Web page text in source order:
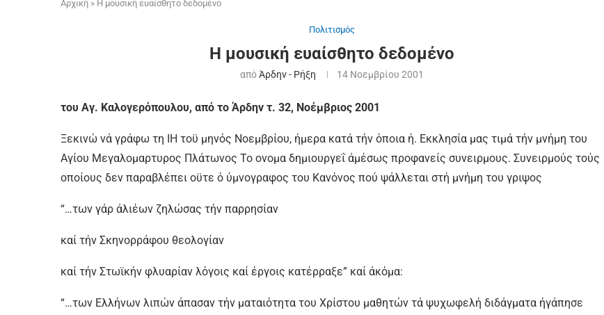
Αρχική » Η μουσική ευαίσθητο δεδομένο
Πολιτισμός
Η μουσική ευαίσθητο δεδομένο
απόΆρδην - Ρήξη 14 Νοεμβρίου 2001
του Αγ. Καλογερόπουλου, από το Άρδην τ. 32, Νοέμβριος 2001
Ξεκινώ νά γράφω τη ΙΗ τοϋ μηνός Νοεμβρίου, ήμερα κατά τήν όποια ή. Εκκλησία μας τιμά τήν μνήμη του
Αγίου Μεγαλομαρτυρος Πλάτωνος Το ονομα δημιουργεΐ άμέσως προφανείς συνειρμους. Συνειρμούς τούς
οποίους δεν παραβλέπει οϋτε ό ύμνογραφος του Κανόνος πού ψάλλεται στή μνήμη του γριψος
“…των γάρ άλιέων ζηλώσας τήν παρρησίαν
καί τήν Σκηνορράφου θεολογίαν
καί τήν Στωϊκήν φλυαρίαν λόγοις καί έργοις κατέρραξε” καί άκόμα:
“…των Ελλήνων λιπών άπασαν τήν ματαιότητα του Χρίστου μαθητών τά ψυχωφελή διδάγματα ήγάπησε